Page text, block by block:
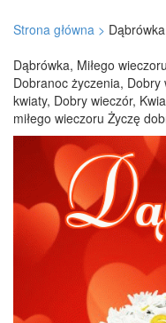
Strona główna >
Dąbrówka, Miłego
Dobranoc życzenia,
kwiaty, Dobry wieczór,
miłego wieczoru Życzę